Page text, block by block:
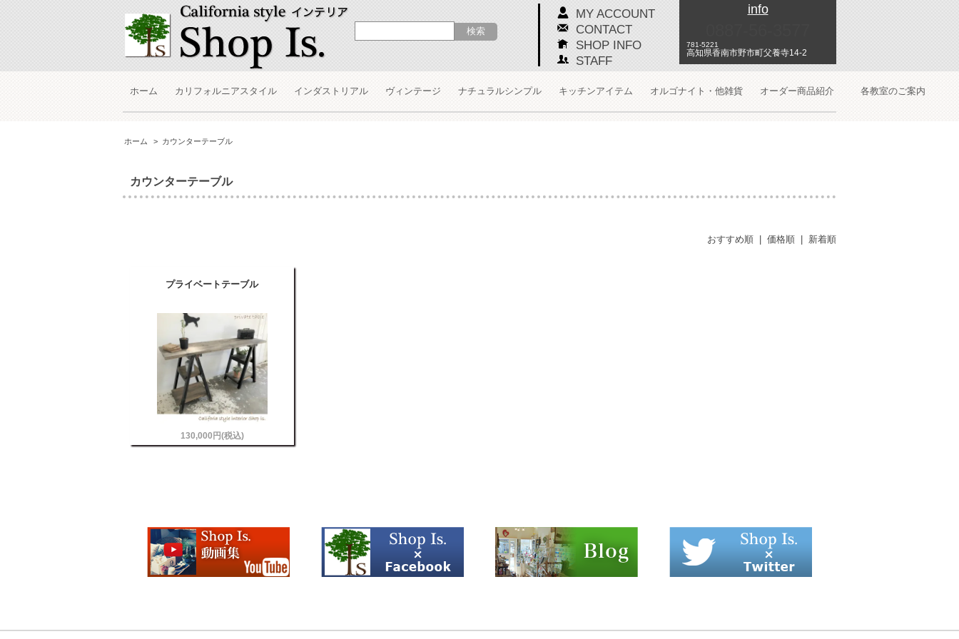
info
781-5221
高知県香南市野市町父養寺14-2
MY ACCOUNT
CONTACT
SHOP INFO
STAFF
ホーム カリフォルニアスタイル インダストリアル ヴィンテージ ナチュラルシンプル キッチンアイテム オルゴナイト・他雑貨 オーダー商品紹介 各教室のご案内
ホーム > カウンターテーブル
カウンターテーブル
おすすめ順 価格順 新着順
プライベートテーブル
130,000円(税込)